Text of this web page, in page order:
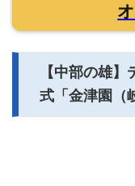
【中部の雄
式「金津園（